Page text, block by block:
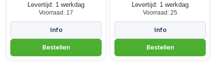
Levertijd: 1 werkdag
Voorraad: 17
Levertijd: 1 werkdag
Voorraad: 25